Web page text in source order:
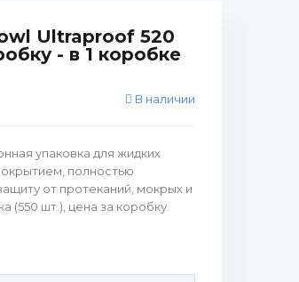
Ultraproof 520
- в 1 коробке
В наличии
упаковка для жидких
полностью
от протеканий, мокрых и
(550 шт.), цена за коробку.